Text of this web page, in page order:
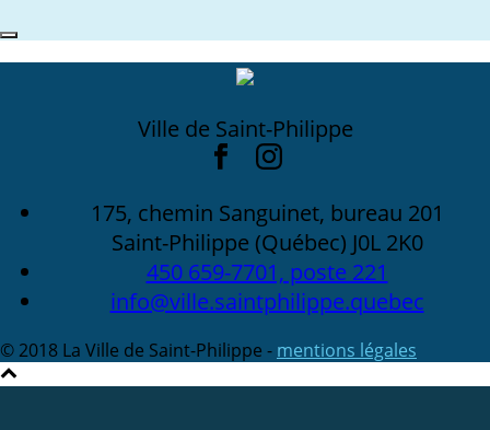
Ville de Saint-Philippe
175, chemin Sanguinet, bureau 201
Saint-Philippe (Québec) J0L 2K0
450 659-7701, poste 221
info@ville.saintphilippe.quebec
© 2018 La Ville de Saint-Philippe - mentions légales